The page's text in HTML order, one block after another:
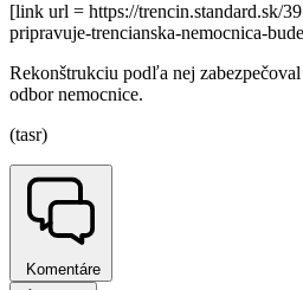
[link url = https://trencin.standard.sk/
pripravuje-trencianska-nemocnica-
Rekonštrukciu podľa nej
odbor nemocnice.
(tasr)
Komentáre